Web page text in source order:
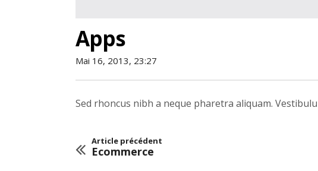
Apps
Mai 16, 2013, 23:27
Sed rhoncus nibh a neque pharetra aliquam.
Article précédent
Ecommerce